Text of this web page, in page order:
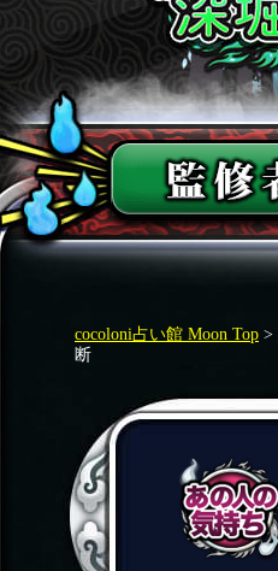
cocoloni占い館 Moon Top >
断